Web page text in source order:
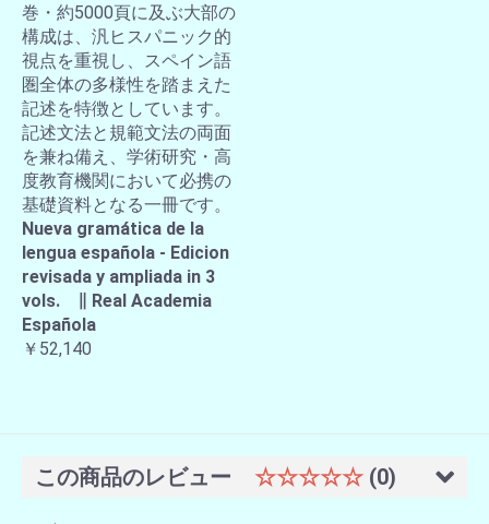
巻・約5000頁に及ぶ大部の
構成は、汎ヒスパニック的
視点を重視し、スペイン語
圏全体の多様性を踏まえた
記述を特徴としています。
記述文法と規範文法の両面
を兼ね備え、学術研究・高
度教育機関において必携の
基礎資料となる一冊です。
Nueva gramática de la
lengua española - Edicion
revisada y ampliada in 3
vols. ∥ Real Academia
Española
￥52,140
この商品のレビュー ☆☆☆☆☆ (0)